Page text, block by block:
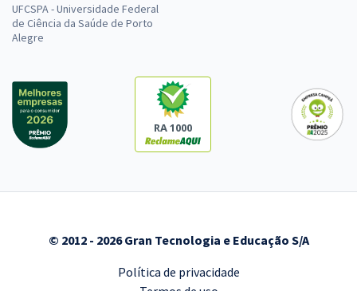
UFCSPA - Universidade Federal
de Ciência da Saúde de Porto
Alegre
RA 1000
© 2012 - 2026 Gran Tecnologia e Educação S/A
Política de privacidade